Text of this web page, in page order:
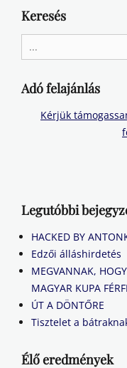
Keresés
for:
Adó felajánlás
Kérjük
Legutóbbi
HACKED BY
Edzői álláshirdetés
MEGVANNAK,
MAGYAR KUPA
ÚT A DÖNTŐRE
Tisztelet a
Élő eredmények